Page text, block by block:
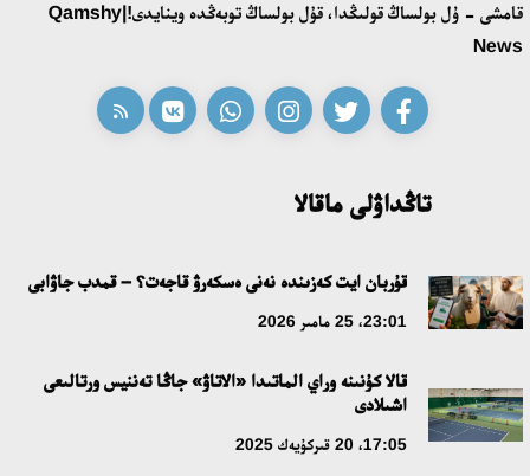
اقەركە امالياتتى قابىلدادى
قازاق تىلىندەگى «قۇت» كونسەپتىسىنىڭ لينگۆومادەني سيپاتى
18:59، 20 شىلدە 2026
مە؟
18:16، 20 شىلدە 2026
قامشى - ۇل بولساڭ قولىڭدا، قۇل بولساڭ توبەڭدە وينايدى!|Qamshy
News
تاڭداۋلى ماقالا
قۇربان ايت كەزىندە نەنى ەسكەرۋ قاجەت؟ – قمدب جاۋابى
23:01، 25 مامىر 2026
قالا كۇنىنە وراي الماتىدا «الاتاۋ» جاڭا تەننيس ورتالىعى
اشىلادى
17:05، 20 قىركۇيەك 2025